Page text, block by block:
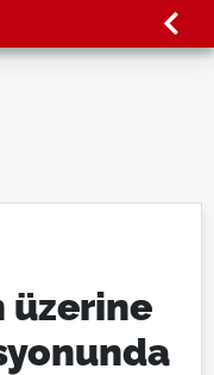
üzerine